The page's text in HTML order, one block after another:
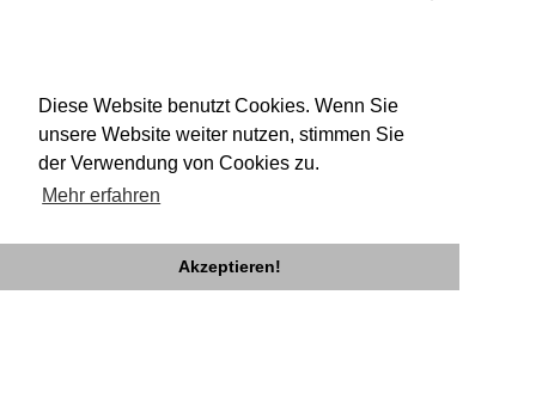
Diese Website benutzt Cookies. Wenn Sie
unsere Website weiter nutzen, stimmen Sie
der Verwendung von Cookies zu.
Mehr erfahren
Akzeptieren!